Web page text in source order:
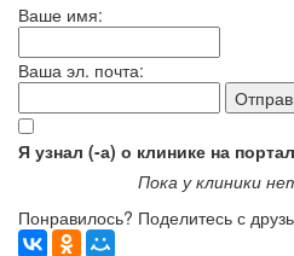
Ваше имя:
Ваша эл. почта:
Я узнал (-а) о клинике на
Пока у клиники
Понравилось? Поделитесь с